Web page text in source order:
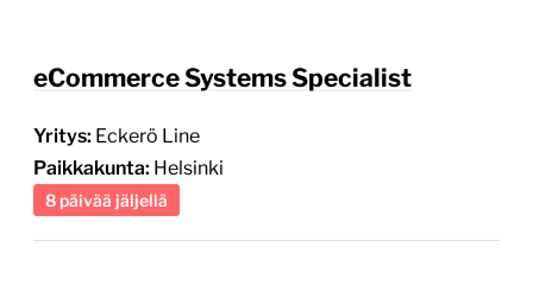
eCommerce Systems Specialist
Yritys: Eckerö Line
Paikkakunta: Helsinki
8 päivää jäljellä